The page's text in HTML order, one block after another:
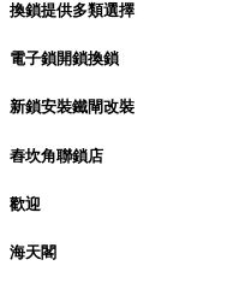
換鎖提供多類選擇
電子鎖開鎖換鎖
新鎖安裝鐵閘改裝
舂坎角聯鎖店
歡迎
海天閣